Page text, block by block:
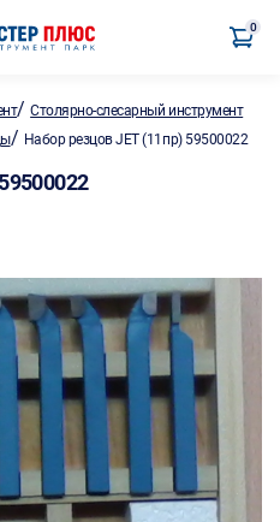
0
/Столярно-слесарный инструмент
/ Набор резцов JET (11пр) 59500022